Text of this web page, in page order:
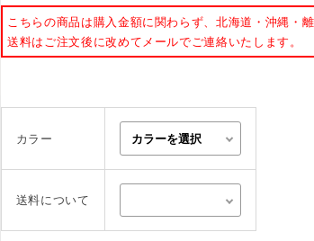
A-COMS
アウトレット
こちらの商品は購入金額に関わらず、北海道・沖縄・
送料はご注文後に改めてメールでご連絡いたします。
カラー
送料について